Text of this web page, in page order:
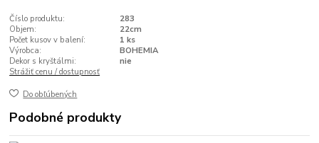
Číslo produktu:
283
Objem:
22cm
Počet kusov v balení:
1 ks
Výrobca:
BOHEMIA
Dekor s kryštálmi:
nie
Strážiť cenu / dostupnosť
Do obľúbených
Podobné produkty